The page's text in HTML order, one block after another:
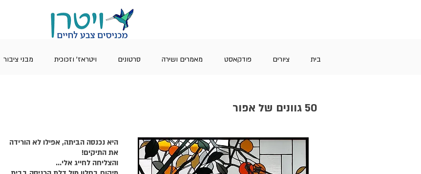
בית ציורים פודקאסט מאמרים ושירה סרטונים ויטראז' וזכוכית מבני ציבור
50 גוונים של אפור
היא נכנסה הביתה, אפילו לא הורידה
את התיקים!
והצליחה לחייג אלי...